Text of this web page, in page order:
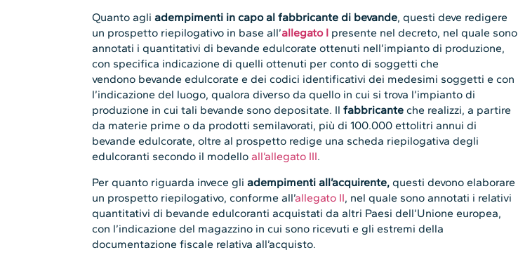
Quanto agliadempimenti in capo al fabbricante di bevande, questi deve redigere
un prospetto riepilogativo in base all’allegato I presente nel decreto, nel quale sono
annotati i quantitativi di bevande edulcorate ottenuti nell’impianto di produzione,
con specifica indicazione di quelli ottenuti per conto di soggetti che
vendono bevande edulcorate e dei codici identificativi dei medesimi soggetti e con
l’indicazione del luogo, qualora diverso da quello in cui si trova l’impianto di
produzione in cui tali bevande sono depositate. Ilfabbricante che realizzi, a partire
da materie prime o da prodotti semilavorati, più di 100.000 ettolitri annui di
bevande edulcorate, oltre al prospetto redige una scheda riepilogativa degli
edulcoranti secondo il modello all’allegato III.
Per quanto riguarda invece gliadempimenti all’acquirente,questi devono elaborare
un prospetto riepilogativo, conforme all’allegato II, nel quale sono annotati i relativi
quantitativi di bevande edulcoranti acquistati da altri Paesi dell’Unione europea,
con l’indicazione del magazzino in cui sono ricevuti e gli estremi della
documentazione fiscale relativa all’acquisto.